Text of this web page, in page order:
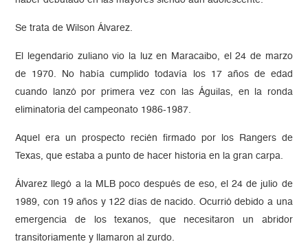
Se trata de Wilson Álvarez.
El legendario zuliano vio la luz en Maracaibo, el 24 de marzo
de 1970. No había cumplido todavía los 17 años de edad
cuando lanzó por primera vez con las Águilas, en la ronda
eliminatoria del campeonato 1986-1987.
Aquel era un prospecto recién firmado por los Rangers de
Texas, que estaba a punto de hacer historia en la gran carpa.
Álvarez llegó a la MLB poco después de eso, el 24 de julio de
1989, con 19 años y 122 días de nacido. Ocurrió debido a una
emergencia de los texanos, que necesitaron un abridor
transitoriamente y llamaron al zurdo.